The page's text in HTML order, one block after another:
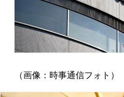
（画像：時事通信フォト）